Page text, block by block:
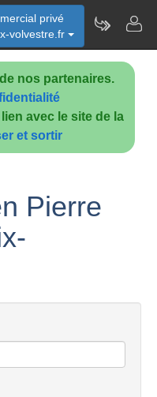
nos partenaires.
avec le site de la
et sortir
privé
volvestre.fr
Pierre